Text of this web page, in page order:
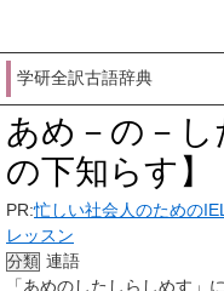
学研全訳古語辞典
あめ－の－
の下知らす】
PR:忙しい社会人のための
レッスン
分類 連語
「あめのしたしらしめす」